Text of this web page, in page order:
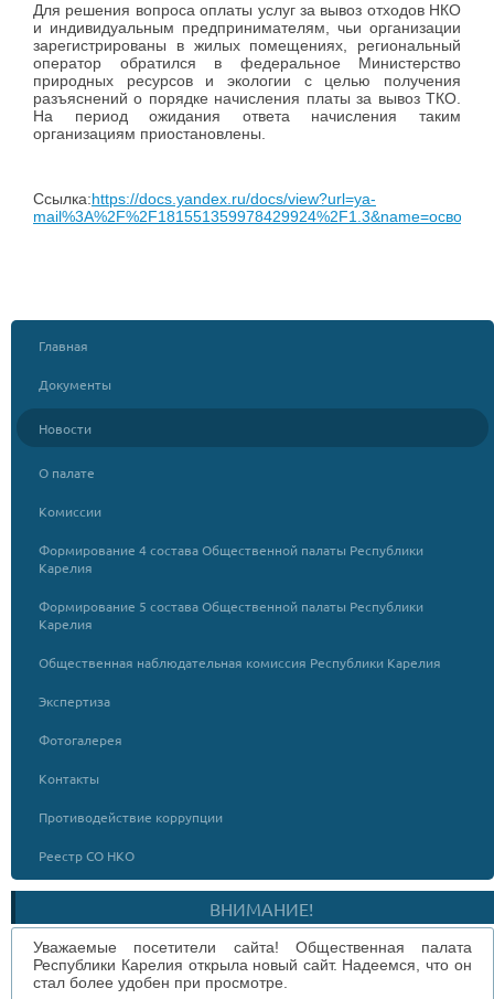
Для решения вопроса оплаты услуг за вывоз отходов НКО
и индивидуальным предпринимателям, чьи организации
зарегистрированы в жилых помещениях, региональный
оператор обратился в федеральное Министерство
природных ресурсов и экологии с целью получения
разъяснений о порядке начисления платы за вывоз ТКО.
На период ожидания ответа начисления таким
организациям приостановлены.
Ссылка:https://docs.yandex.ru/docs/view?url=ya-
Главная
Документы
Новости
О палате
Комиссии
Формирование 4 состава Общественной палаты Республики
Карелия
Формирование 5 состава Общественной палаты Республики
Карелия
Общественная наблюдательная комиссия Республики Карелия
Экспертиза
Фотогалерея
Контакты
Противодействие коррупции
Реестр СО НКО
ВНИМАНИЕ!
Уважаемые посетители сайта! Общественная палата
Республики Карелия открыла новый сайт. Надеемся, что он
стал более удобен при просмотре.